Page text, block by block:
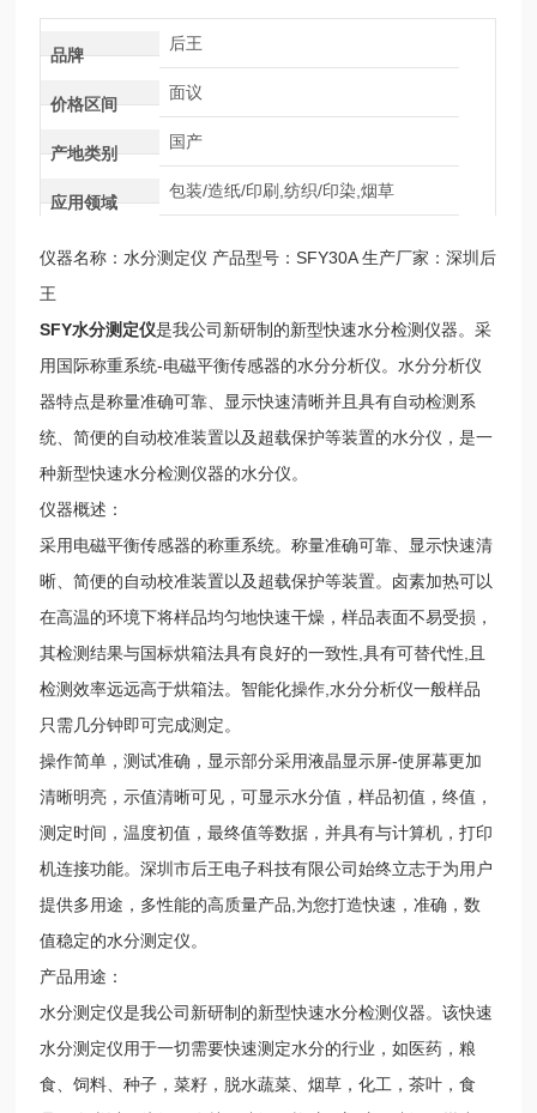
品牌
后王
价格区间
面议
产地类别
国产
应用领域
包装/造纸/印刷,纺织/印染,烟草
仪器名称：水分测定仪 产品型号：SFY30A 生产厂家：深圳后
王
SFY水分测定仪是我公司新研制的新型快速水分检测仪器。采
用国际称重系统-电磁平衡传感器的水分分析仪。水分分析仪
器特点是称量准确可靠、显示快速清晰并且具有自动检测系
统、简便的自动校准装置以及超载保护等装置的水分仪，是一
种新型快速水分检测仪器的水分仪。
仪器概述：
采用电磁平衡传感器的称重系统。称量准确可靠、显示快速清
晰、简便的自动校准装置以及超载保护等装置。卤素加热可以
在高温的环境下将样品均匀地快速干燥，样品表面不易受损，
其检测结果与国标烘箱法具有良好的一致性,具有可替代性,且
检测效率远远高于烘箱法。智能化操作,水分分析仪一般样品
只需几分钟即可完成测定。
操作简单，测试准确，显示部分采用液晶显示屏-使屏幕更加
清晰明亮，示值清晰可见，可显示水分值，样品初值，终值，
测定时间，温度初值，最终值等数据，并具有与计算机，打印
机连接功能。深圳市后王电子科技有限公司始终立志于为用户
提供多用途，多性能的高质量产品,为您打造快速，准确，数
值稳定的水分测定仪。
产品用途：
水分测定仪是我公司新研制的新型快速水分检测仪器。该快速
水分测定仪用于一切需要快速测定水分的行业，如医药，粮
食、饲料、种子，菜籽，脱水蔬菜、烟草，化工，茶叶，食